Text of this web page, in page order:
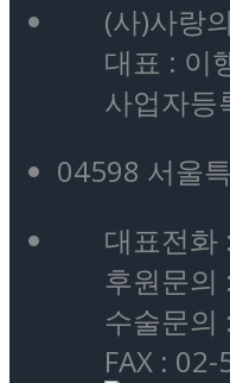
(사)사랑
대표 : 이
사업자등
04598 서울
대표전
후원문의
수술문
FAX :